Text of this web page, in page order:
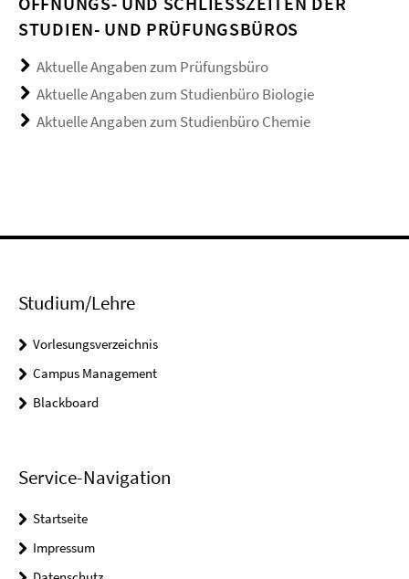
TUDIEN- UND PRÜFUNGSBÜROS
Aktuelle Angaben zum Prüfungsbüro
Aktuelle Angaben zum Studienbüro Biologie
Aktuelle Angaben zum Studienbüro Chemie
Studium/Lehre
Vorlesungsverzeichnis
Campus Management
Blackboard
Service-Navigation
Startseite
Impressum